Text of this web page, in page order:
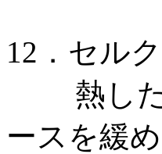
12．セル
熱した
ースを緩